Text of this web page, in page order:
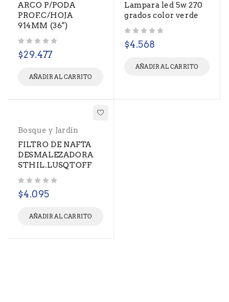
ARCO P/PODA
PROF.C/HOJA
914MM (36")
$29.477
AÑADIR AL CARRITO
Lampara led 5w 270
grados color verde
$4.568
AÑADIR AL CARRITO
Bosque y Jardín
FILTRO DE NAFTA
DESMALEZADORA
STHIL.LUSQTOFF
$4.095
AÑADIR AL CARRITO